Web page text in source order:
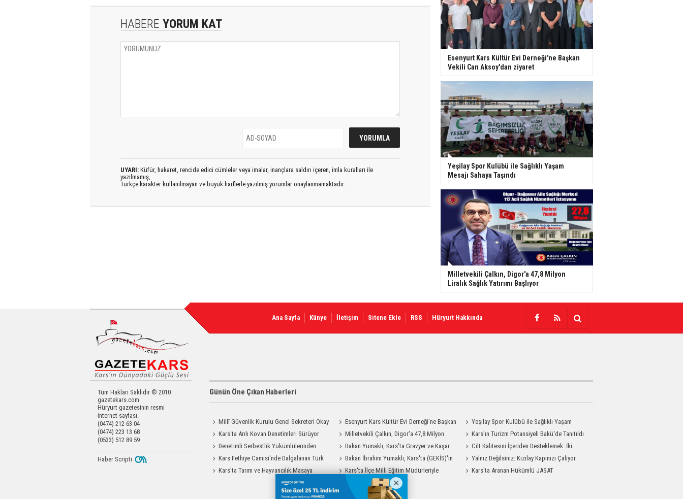
HABERE YORUM KAT
UYARI: Küfür, hakaret, rencide edici cümleler veya imalar, inançlara saldırı içeren, imla kuralları ile
yazılmamış,
Türkçe karakter kullanılmayan ve büyük harflerle yazılmış yorumlar onaylanmamaktadır.
Esenyurt Kars Kültür Evi Derneği'ne Başkan
Vekili Can Aksoy'dan ziyaret
Yeşilay Spor Kulübü ile Sağlıklı Yaşam
Mesajı Sahaya Taşındı
Milletvekili Çalkın, Digor'a 47,8 Milyon
Liralık Sağlık Yatırımı Başlıyor
Ana Sayfa Künye İletişim Sitene Ekle RSS Hüryurt Hakkında
Tüm Hakları Saklıdır © 2010
gazetekars.com
Hüryurt gazetesinin resmi
internet sayfası.
(0474) 212 63 04
(0474) 223 13 68
(0533) 512 89 59
Günün Öne Çıkan Haberleri
Millî Güvenlik Kurulu Genel Sekreteri Okay
Memiş, Kars'ta
Esenyurt Kars Kültür Evi Derneği'ne Başkan
Vekili Can Aksoy'dan ziyaret
Yeşilay Spor Kulübü ile Sağlıklı Yaşam
Mesajı Sahaya Taşındı
Kars'ta Arılı Kovan Denetimleri Sürüyor
Milletvekili Çalkın, Digor'a 47,8 Milyon
Liralık Sağlık Yatırımı Başlıyor
Kars'ın Turizm Potansiyeli Bakü'de Tanıtıldı
Denetimli Serbestlik Yükümlülerinden
Okula Temizlik Desteği
Bakan Yumaklı, Kars'ta Gravyer ve Kaşar
Üretim Tesisini Ziyaret Etti
Cilt Kalitesini İçeriden Desteklemek: İki
Enjeksiyon Uygulamasının Karşılaştırması
Kars Fethiye Camisi'nde Dalgalanan Türk
Bayrağı Görenlerin Beğenisini Topladı
Bakan İbrahim Yumaklı, Kars'ta (GEKİS)'in
ilk uygulamasını başlattı
Yalnız Değilsiniz: Kızılay Kapınızı Çalıyor
Kars'ta Tarım ve Hayvancılık Masaya
Kars'ta İlçe Milli Eğitim Müdürleriyle
Değerlendirme Toplantısı
Kars'ta Aranan Hükümlü JASAT
Haber Scripti